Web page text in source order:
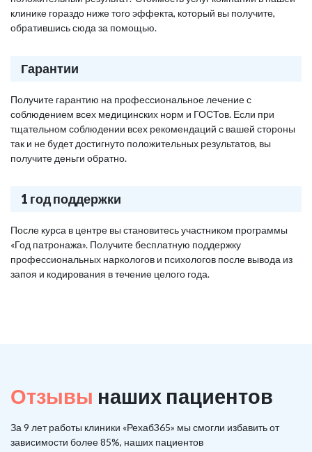
клинике гораздо ниже того эффекта, который вы получите,
обратившись сюда за помощью.
Гарантии
Получите гарантию на профессиональное лечение с
соблюдением всех медицинских норм и ГОСТов. Если при
тщательном соблюдении всех рекомендаций с вашей стороны
так и не будет достигнуто положительных результатов, вы
получите деньги обратно.
1 год поддержки
После курса в центре вы становитесь участником программы
«Год патронажа». Получите бесплатную поддержку
профессиональных наркологов и психологов после вывода из
запоя и кодирования в течение целого года.
Отзывы наших пациентов
За 9 лет работы клиники «Рехаб365» мы смогли избавить от
зависимости более 85%, наших пациентов